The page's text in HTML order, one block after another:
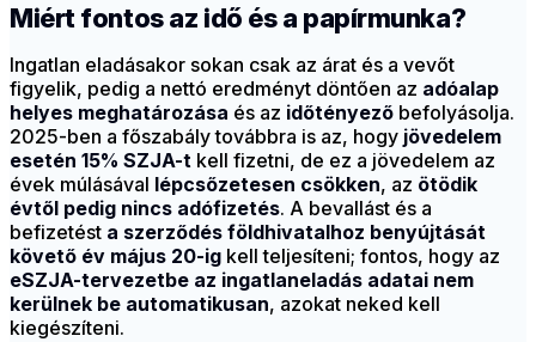
Miért fontos az idő és a papírmunka?
Ingatlan eladásakor sokan csak az árat és a vevőt
figyelik, pedig a nettó eredményt döntően az adóalap
helyes meghatározása és az időtényező befolyásolja.
2025-ben a főszabály továbbra is az, hogy jövedelem
esetén 15% SZJA-t kell fizetni, de ez a jövedelem az
évek múlásával lépcsőzetesen csökken, az ötödik
évtől pedig nincs adófizetés. A bevallást és a
befizetést a szerződés földhivatalhoz benyújtását
követő év május 20-ig kell teljesíteni; fontos, hogy az
eSZJA-tervezetbe az ingatlaneladás adatai nem
kerülnek be automatikusan, azokat neked kell
kiegészíteni.